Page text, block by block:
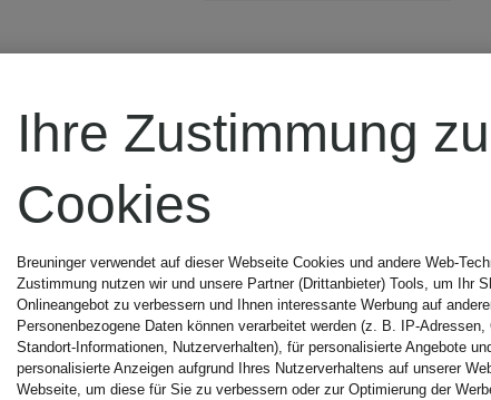
Flanellhemd
Comfort Fit
95,99 €
Ihre Zustimmung zu
Cookies
Breuninger verwendet auf dieser Webseite Cookies und andere Web-
Zustimmung nutzen wir und unsere Partner (Drittanbieter) Tools, um Ihr
Onlineangebot zu verbessern und Ihnen interessante Werbung auf
Personenbezogene Daten können verarbeitet werden (z. B. IP-Adressen,
Standort-Informationen, Nutzerverhalten), für personalisierte Angebote
personalisierte Anzeigen aufgrund Ihres Nutzerverhaltens auf unserer
Webseite, um diese für Sie zu verbessern oder zur Optimierung der